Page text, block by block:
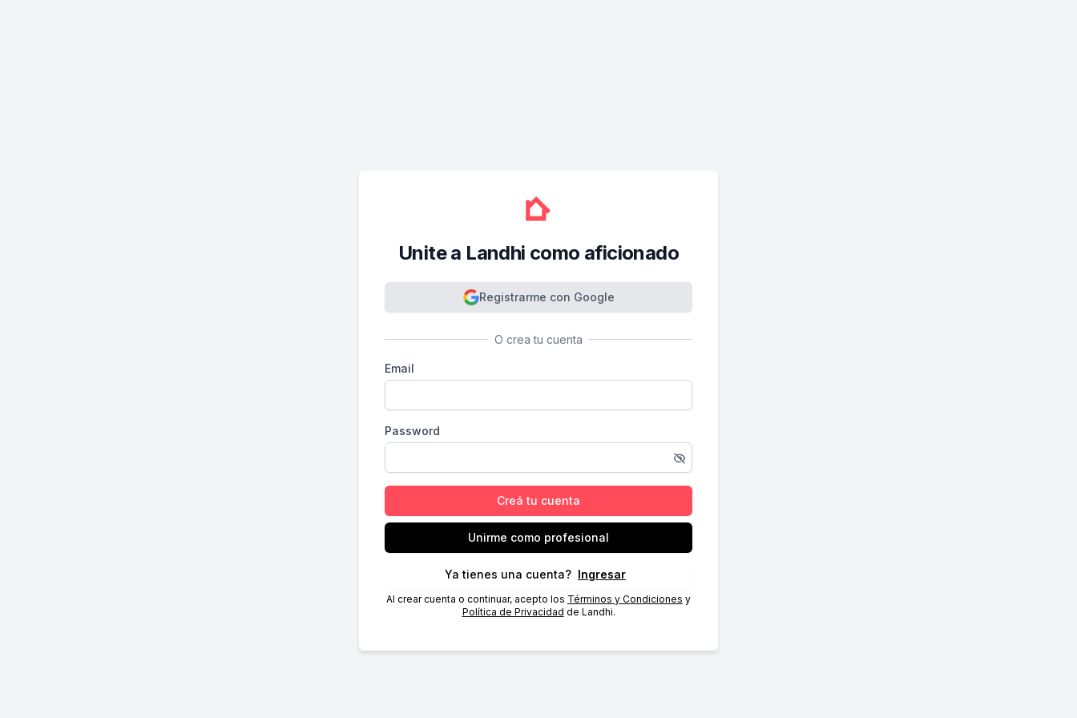
Unite a Landhi como aficionado
Registrarme con Google
O crea tu cuenta
Email
Password
Creá tu cuenta
Unirme como profesional
Ya tienes una cuenta? Ingresar
Al crear cuenta o continuar, acepto los Términos y Condiciones y
Política de Privacidad de Landhi.